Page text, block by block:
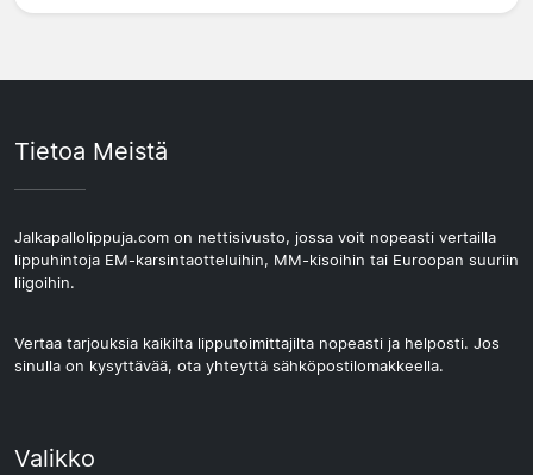
Tietoa Meistä
Jalkapallolippuja.com on nettisivusto, jossa voit nopeasti vertailla
lippuhintoja EM-karsintaotteluihin, MM-kisoihin tai Euroopan suuriin
liigoihin.
Vertaa tarjouksia kaikilta lipputoimittajilta nopeasti ja helposti. Jos
sinulla on kysyttävää, ota yhteyttä sähköpostilomakkeella.
Valikko